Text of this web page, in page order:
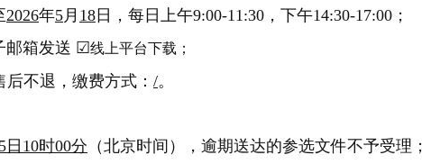
2026年5月 18 日，每日上午9:00-11:30，下午14:30-17:00；
邮箱发送 ☑线上平台下载 ；
后不退，缴费方式： /。
日 10时00分 （北京时间），逾期送达的参选文件不予受理；